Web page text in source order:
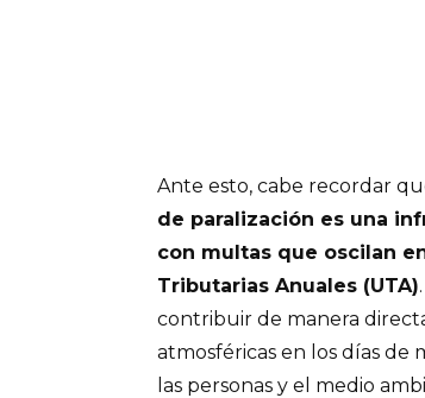
Ante esto, cabe recordar
de paralización es una
con multas que oscilan
Tributarias Anuales (UTA)
contribuir de manera
atmosféricas en los días de
las personas y el medio